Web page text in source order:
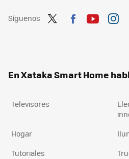
Síguenos
En Xataka Smart Home
Televisores
Hogar
Tutoriales